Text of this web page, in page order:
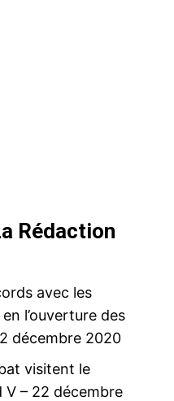
Rédaction
avec les
l’ouverture des
décembre 2020
visitent le
V – 22 décembre